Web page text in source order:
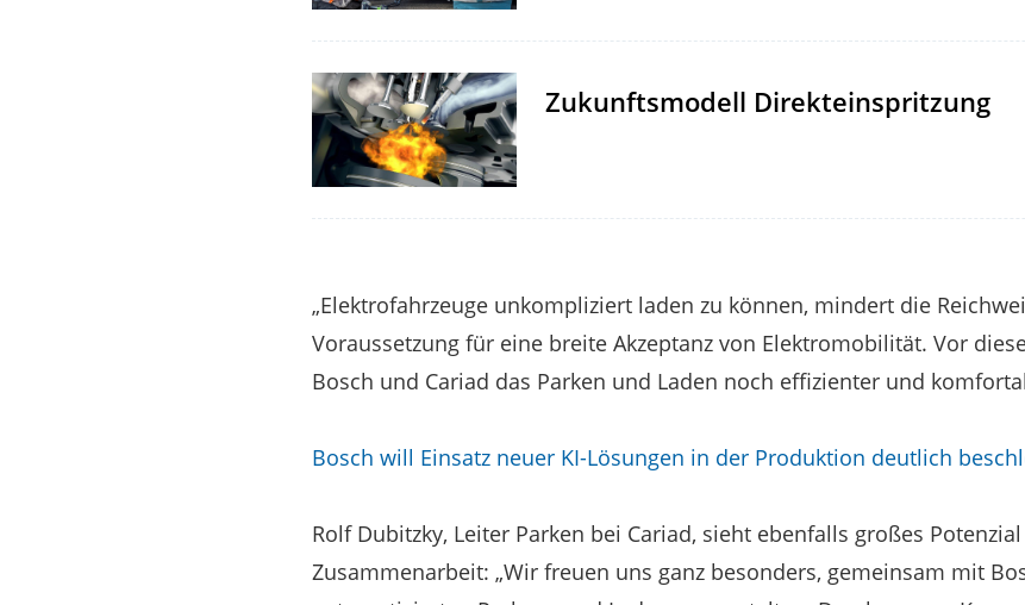
Zukunftsmodell Direkteinspritzung
„Elektrofahrzeuge unkompliziert laden zu können, mindert die
Voraussetzung für eine breite Akzeptanz von Elektromobilität. Vor
Bosch und Cariad das Parken und Laden noch effizienter und
Bosch will Einsatz neuer KI-Lösungen in der Produktion deutlich
Rolf Dubitzky, Leiter Parken bei Cariad, sieht ebenfalls großes
Zusammenarbeit: „Wir freuen uns ganz besonders, gemeinsam mit